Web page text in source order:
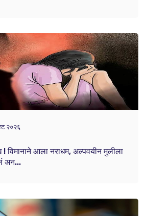
२०२६
विमानाने आला नराधम, अल्पवयीन मुलीला
अन...